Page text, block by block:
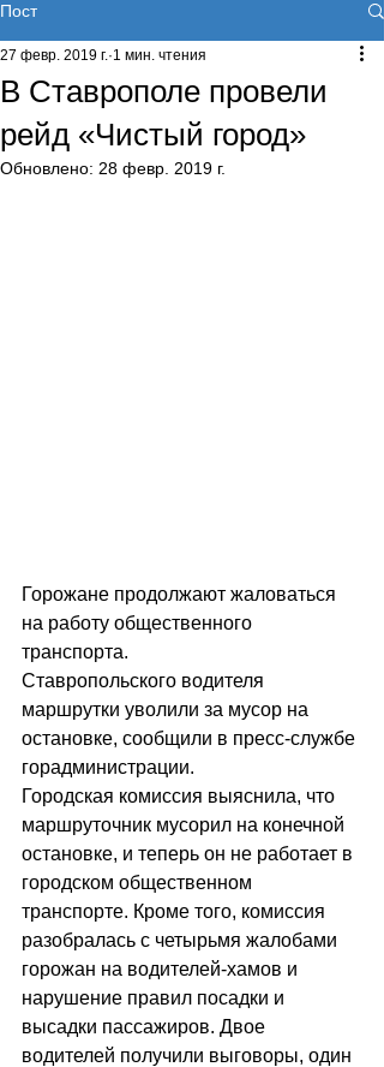
Пост
В Ставрополе провели
рейд «Чистый город»
27 февр. 2019 г. 1 мин. чтения
Обновлено: 28 февр. 2019 г.
Горожане продолжают жаловаться
на работу общественного
транспорта.
Ставропольского водителя
маршрутки уволили за мусор на
остановке, сообщили в пресс-службе
горадминистрации.
Городская комиссия выяснила, что
маршруточник мусорил на конечной
остановке, и теперь он не работает в
городском общественном
транспорте. Кроме того, комиссия
разобралась с четырьмя жалобами
горожан на водителей-хамов и
нарушение правил посадки и
высадки пассажиров. Двое
водителей получили выговоры, один